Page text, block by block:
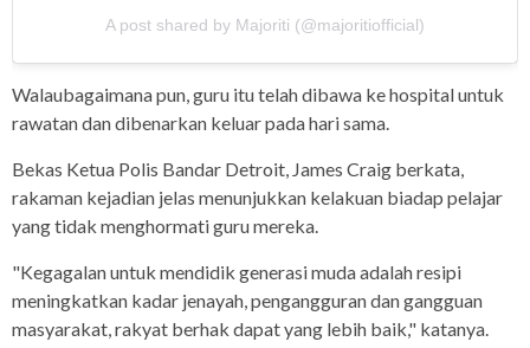
A post shared by Majoriti (@majoritiofficial)
Walaubagaimana pun, guru itu telah dibawa ke hospital untuk
rawatan dan dibenarkan keluar pada hari sama.
Bekas Ketua Polis Bandar Detroit, James Craig berkata,
rakaman kejadian jelas menunjukkan kelakuan biadap pelajar
yang tidak menghormati guru mereka.
"Kegagalan untuk mendidik generasi muda adalah resipi
meningkatkan kadar jenayah, pengangguran dan gangguan
masyarakat, rakyat berhak dapat yang lebih baik," katanya.